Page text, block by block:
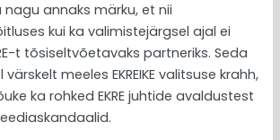
nagu annaks märku, et nii
kui ka valimistejärgsel ajal ei
t tõsiseltvõetavaks partneriks. Seda
meeles EKREIKE valitsuse krahh,
ka rohked EKRE juhtide avaldustest